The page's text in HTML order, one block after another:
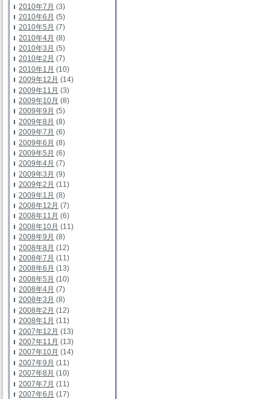
2010年7月 (3)
2010年6月 (5)
2010年5月 (7)
2010年4月 (8)
2010年3月 (5)
2010年2月 (7)
2010年1月 (10)
2009年12月 (14)
2009年11月 (3)
2009年10月 (8)
2009年9月 (5)
2009年8月 (8)
2009年7月 (6)
2009年6月 (8)
2009年5月 (6)
2009年4月 (7)
2009年3月 (9)
2009年2月 (11)
2009年1月 (8)
2008年12月 (7)
2008年11月 (6)
2008年10月 (11)
2008年9月 (8)
2008年8月 (12)
2008年7月 (11)
2008年6月 (13)
2008年5月 (10)
2008年4月 (7)
2008年3月 (8)
2008年2月 (12)
2008年1月 (11)
2007年12月 (13)
2007年11月 (13)
2007年10月 (14)
2007年9月 (11)
2007年8月 (10)
2007年7月 (11)
2007年6月 (17)